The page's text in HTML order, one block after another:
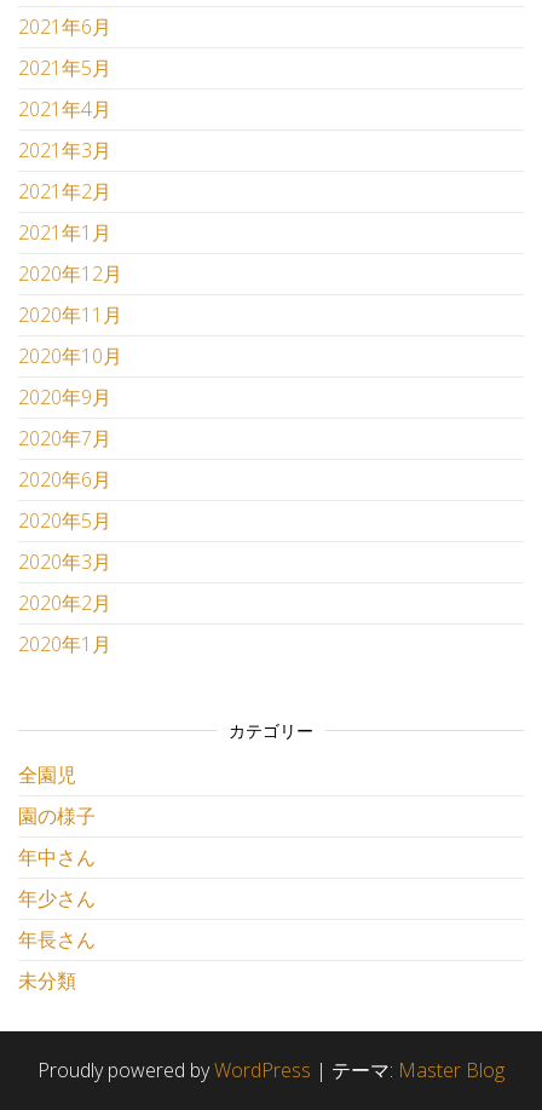
2021年6月
2021年5月
2021年4月
2021年3月
2021年2月
2021年1月
2020年12月
2020年11月
2020年10月
2020年9月
2020年7月
2020年6月
2020年5月
2020年3月
2020年2月
2020年1月
カテゴリー
全園児
園の様子
年中さん
年少さん
年長さん
未分類
Proudly powered byWordPress | テーマ: Master Blog